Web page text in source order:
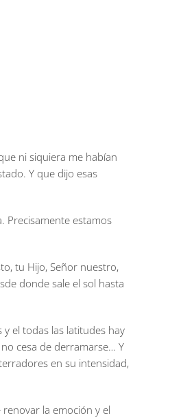
ni siquiera me habían
Y que dijo esas
Precisamente estamos
tu Hijo, Señor nuestro,
donde sale el sol hasta
el todas las latitudes hay
cesa de derramarse… Y
en su intensidad,
la emoción y el